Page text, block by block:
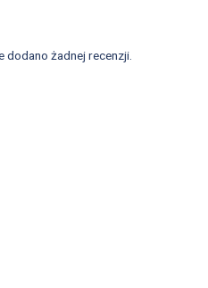
dodano żadnej recenzji.